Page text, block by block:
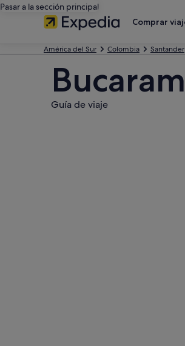
Pasar a la sección principal
Comprar
América del Sur Colombia Santander
Guía de viaje